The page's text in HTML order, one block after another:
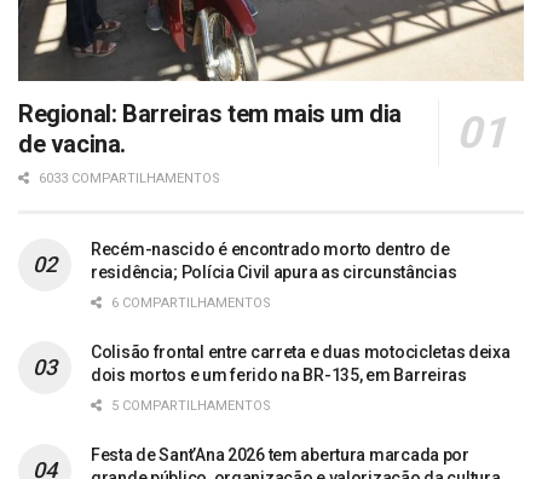
Regional: Barreiras tem mais um dia
de vacina.
6033 COMPARTILHAMENTOS
Recém-nascido é encontrado morto dentro de
residência; Polícia Civil apura as circunstâncias
6 COMPARTILHAMENTOS
Colisão frontal entre carreta e duas motocicletas deixa
dois mortos e um ferido na BR-135, em Barreiras
5 COMPARTILHAMENTOS
Festa de Sant’Ana 2026 tem abertura marcada por